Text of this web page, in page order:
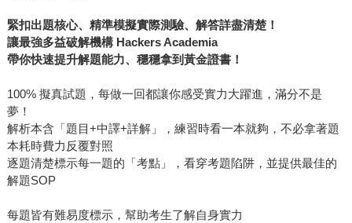
緊扣出題核心、精準模擬實際測驗、解答詳盡清楚！
讓最強多益破解機構 Hackers Academia
帶你快速提升解題能力、穩穩拿到黃金證書！
100% 擬真試題，每做一回都讓你感受實力大躍進，滿分不是
夢！
解析本含「題目+中譯+詳解」，練習時看一本就夠，不必拿著題
本耗時費力反覆對照
逐題清楚標示每一題的「考點」，看穿考題陷阱，並提供最佳的
解題SOP
每題皆有難易度標示，幫助考生了解自身實力